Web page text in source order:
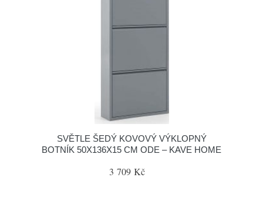
SVĚTLE ŠEDÝ KOVOVÝ VÝKLOPNÝ
BOTNÍK 50X136X15 CM ODE – KAVE HOME
3 709 Kč